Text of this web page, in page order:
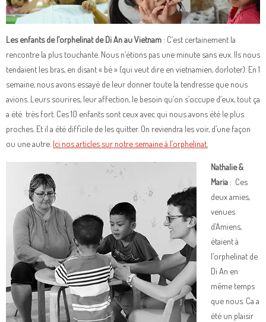
Les enfants de l’orphelinat de Di An au Vietnam : C’est certainement la
rencontre la plus touchante. Nous n’étions pas une minute sans eux. Ils nous
tendaient les bras, en disant « bé » (qui veut dire en vietnamien, dorloter). En 1
semaine, nous avons essayé de leur donner toute la tendresse que nous
avions. Leurs sourires, leur affection, le besoin qu’on s’occupe d’eux, tout ça
a été très fort. Ces 10 enfants sont ceux avec qui nous avons été le plus
proches. Et il a été difficile de les quitter. On reviendra les voir, d’une façon
ou une autre. Ici nos articles sur notre semaine à l’orphelinat.
Nathalie &
Maria : Ces
deux amies,
venues
d’Amiens,
étaient à
l’orphelinat de
Di An en
même temps
que nous. Ca a
été un plaisir